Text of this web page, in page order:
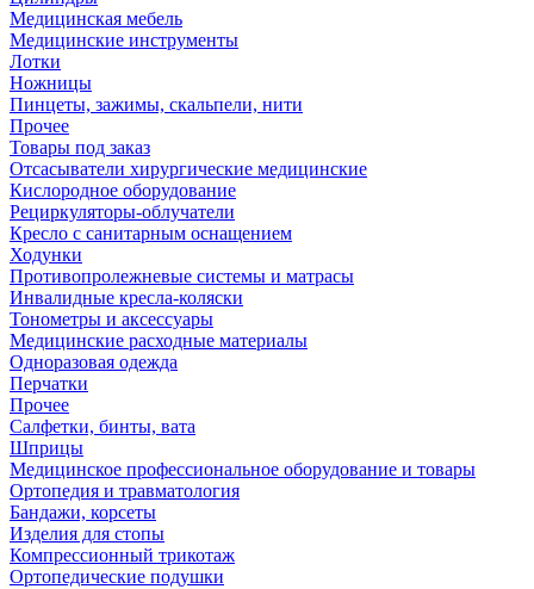
Медицинская мебель
Медицинские инструменты
Лотки
Ножницы
Пинцеты, зажимы, скальпели, нити
Прочее
Товары под заказ
Отсасыватели хирургические медицинские
Кислородное оборудование
Рециркуляторы-облучатели
Кресло с санитарным оснащением
Ходунки
Противопролежневые системы и матрасы
Инвалидные кресла-коляски
Тонометры и аксессуары
Медицинские расходные материалы
Одноразовая одежда
Перчатки
Прочее
Салфетки, бинты, вата
Шприцы
Медицинское профессиональное оборудование и товары
Ортопедия и травматология
Бандажи, корсеты
Изделия для стопы
Компрессионный трикотаж
Ортопедические подушки